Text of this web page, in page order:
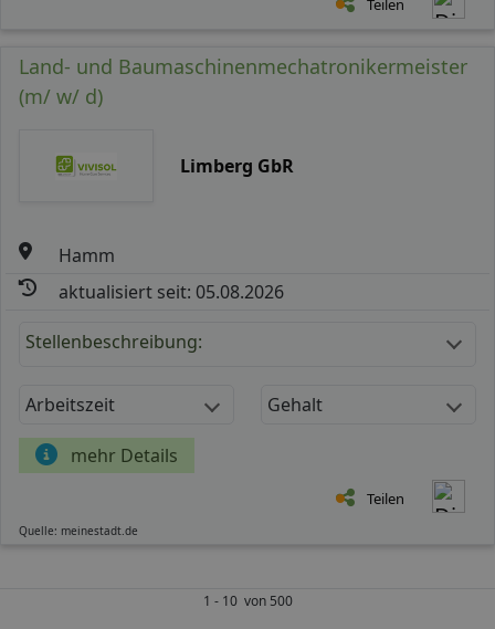
Teilen
Land- und Baumaschinenmechatronikermeister
(m/ w/ d)
Limberg GbR
Hamm
aktualisiert seit: 05.08.2026
Stellenbeschreibung:
Arbeitszeit Gehalt
mehr Details
Teilen
Quelle: meinestadt.de
1 - 10 von 500